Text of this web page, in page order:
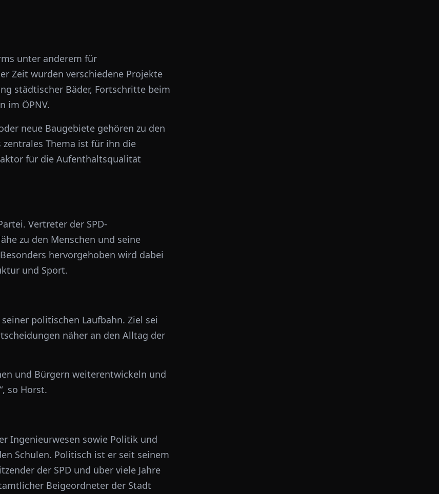
unter anderem für
Zeit wurden verschiedene Projekte
städtischer Bäder, Fortschritte beim
im ÖPNV.
neue Baugebiete gehören zu den
Thema ist für ihn die
für die Aufenthaltsqualität
Vertreter der SPD-
zu den Menschen und seine
hervorgehoben wird dabei
und Sport.
politischen Laufbahn. Ziel sei
näher an den Alltag der
und Bürgern weiterentwickeln und
so Horst.
Ingenieurwesen sowie Politik und
Schulen. Politisch ist er seit seinem
der SPD und über viele Jahre
Beigeordneter der Stadt